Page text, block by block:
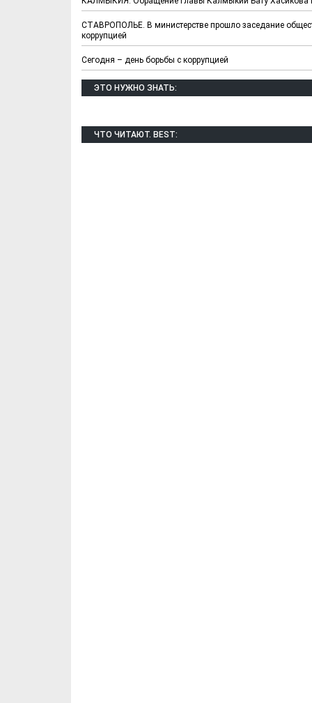
СТАВРОПОЛЬЕ. В министерстве прошло заседание
коррупцией
Сегодня – день борьбы с коррупцией
ЭТО НУЖНО ЗНАТЬ:
ЧТО ЧИТАЮТ. BEST: